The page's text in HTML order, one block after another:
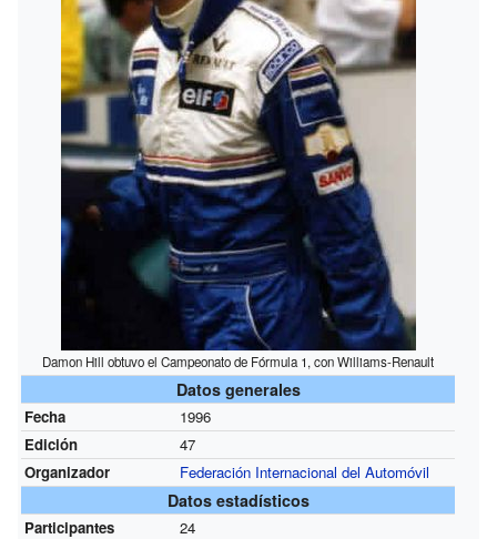
Damon Hill obtuvo el Campeonato de Fórmula 1, con Williams-Renault
Datos generales
Fecha
1996
Edición
47
Organizador
Federación Internacional del Automóvil
Datos estadísticos
Participantes
24